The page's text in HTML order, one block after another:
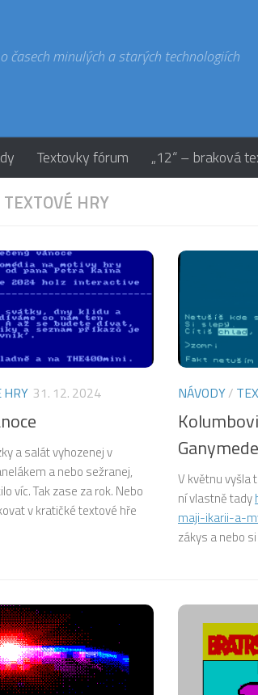
časech minulých a starých technologiích
Textovky fórum „12“ – braková
TEXTOVÉ HRY
HRY 31. 12. 2024
a salát vyhozenej v
a nebo sežranej,
víc. Tak zase za rok. Nebo
v kratičké textové hře
NÁVODY/
V květnu vyšla
ní vlastně tady
maji-ikarii-a-
zákys a nebo